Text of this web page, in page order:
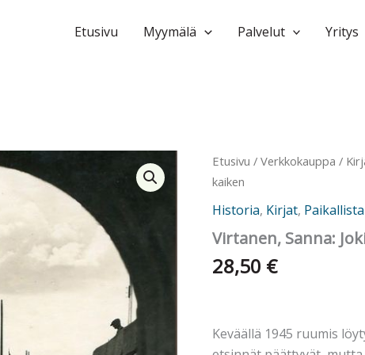
Etusivu Myymälä Palvelut Yritys
Etusivu / Verkkokauppa /
kaiken
Historia, Kirjat,
Virtanen, Sanna:
28,50 €
Keväällä 1945 ruumis